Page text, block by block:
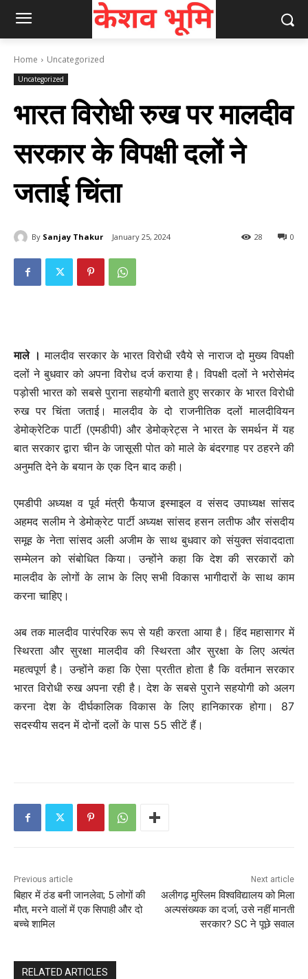
Home Uncategorized
Uncategorized
भारत विरोधी रुख पर मालदीव
सरकार के विपक्षी दलों ने
जताई चिंता
By Sanjay Thakur January 25, 2024 0
28
माले । मालदीव सरकार के भारत विरोधी रवैये से नाराज दो मुख्य विपक्षी
दलों ने बुधवार को अपना विरोध दर्ज कराया है। विपक्षी दलों ने भरोसेमंद
पड़ोसी भारत को सबसे पुराना सहयोगी बताते हुए सरकार के भारत विरोधी
रुख पर चिंता जताई। मालदीव के दो राजनीतिक दलों मालदीवियन
डेमोक्रेटिक पार्टी (एमडीपी) और डेमोक्रेट्स ने भारत के समर्थन में यह
बात सरकार द्वारा चीन के जासूसी पोत को माले के बंदरगाह पर ठहरने की
अनुमति देने के बयान के एक दिन बाद कही।
एमडीपी अध्यक्ष व पूर्व मंत्री फैयाज इस्माइल व संसद उपाध्यक्ष सांसद
अहमद सलीम ने डेमोक्रेट पार्टी अध्यक्ष सांसद हसन लतीफ और संसदीय
समूह के नेता सांसद अली अजीम के साथ बुधवार को संयुक्त संवाददाता
सम्मेलन को संबोधित किया। उन्होंने कहा कि देश की सरकारों को
मालदीव के लोगों के लाभ के लिए सभी विकास भागीदारों के साथ काम
करना चाहिए।
अब तक मालदीव पारंपरिक रूप से यही करता आया है। हिंद महासागर में
स्थिरता और सुरक्षा मालदीव की स्थिरता और सुरक्षा के लिए अत्यंत
महत्वपूर्ण है। उन्होंने कहा कि ऐसा प्रतीत होता है कि वर्तमान सरकार
भारत विरोधी रुख अपना रही है। देश के सबसे पुराने सहयोगी को अलग
करना देश के दीर्घकालिक विकास के लिए हानिकारक होगा। 87
सदस्यीय सदन में दोनों दलों के पास 55 सीटें हैं।
Previous article
बिहार में ठंड बनी जानलेवा; 5 लोगों की
मौत, मरने वालों में एक सिपाही और दो
बच्चे शामिल
Next article
अलीगढ़ मुस्लिम विश्वविद्यालय को मिला
अल्पसंख्यक का दर्जा, उसे नहीं मानती
सरकार? SC ने पूछे सवाल
RELATED ARTICLES